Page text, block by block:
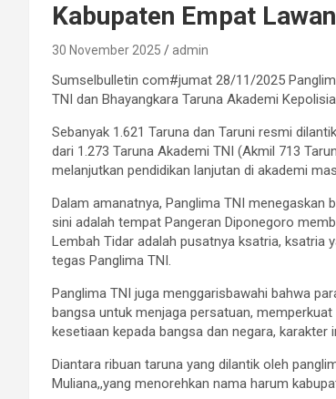
Kabupaten Empat
30 November 2025 admin
Sumselbulletin com#jumat 28/11/2025
TNI dan Bhayangkara Taruna Akademi
Sebanyak 1.621 Taruna dan Taruni resmi
dari 1.273 Taruna Akademi TNI (Akmil 713
melanjutkan pendidikan lanjutan di akademi
Dalam amanatnya, Panglima TNI menegaskan
sini adalah tempat Pangeran Diponegoro
Lembah Tidar adalah pusatnya ksatria, ksatria
tegas Panglima TNI.
Panglima TNI juga menggarisbawahi bahwa
bangsa untuk menjaga persatuan,
kesetiaan kepada bangsa dan negara,
Diantara ribuan taruna yang dilantik oleh
Muliana,,yang menorehkan nama harum